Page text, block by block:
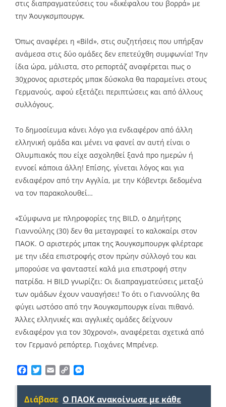
στις διαπραγματεύσεις του «δικέφαλου του βορρά» με
την Άουγκσμπουργκ.
Όπως αναφέρει η «Bild», στις συζητήσεις που υπήρξαν
ανάμεσα στις δύο ομάδες δεν επετεύχθη συμφωνία! Την
ίδια ώρα, μάλιστα, στο ρεπορτάζ αναφέρεται πως ο
30χρονος αριστερός μπακ δύσκολα θα παραμείνει στους
Γερμανούς, αφού εξετάζει περιπτώσεις και από άλλους
συλλόγους.
Το δημοσίευμα κάνει λόγο για ενδιαφέρον από άλλη
ελληνική ομάδα και μένει να φανεί αν αυτή είναι ο
Ολυμπιακός που είχε ασχοληθεί ξανά προ ημερών ή
εννοεί κάποια άλλη! Επίσης, γίνεται λόγος και για
ενδιαφέρον από την Αγγλία, με την Κόβεντρι δεδομένα
να τον παρακολουθεί…
«Σύμφωνα με πληροφορίες της BILD, ο Δημήτρης
Γιαννούλης (30) δεν θα μεταγραφεί το καλοκαίρι στον
ΠΑΟΚ. Ο αριστερός μπακ της Άουγκσμπουργκ φλέρταρε
με την ιδέα επιστροφής στον πρώην σύλλογό του και
μπορούσε να φανταστεί καλά μια επιστροφή στην
πατρίδα. Η BILD γνωρίζει: Οι διαπραγματεύσεις μεταξύ
των ομάδων έχουν ναυαγήσει! Το ότι ο Γιαννούλης θα
φύγει ωστόσο από την Άουγκσμπουργκ είναι πιθανό.
Άλλες ελληνικές και αγγλικές ομάδες δείχνουν
ενδιαφέρον για τον 30χρονο!», αναφέρεται σχετικά από
τον Γερμανό ρεπόρτερ, Γιοχάνες Μπρένερ.
Facebook
TwitterEmailCopy
Διάβασε Ο ΠΑΟΚ ανακοίνωσε με κάθε